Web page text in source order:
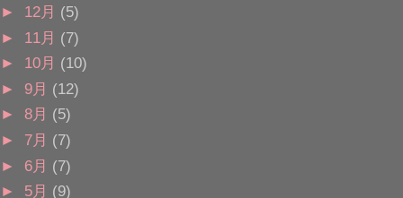
► 12月 (5)
► 11月 (7)
► 10月 (10)
► 9月 (12)
► 8月 (5)
► 7月 (7)
► 6月 (7)
► 5月 (9)